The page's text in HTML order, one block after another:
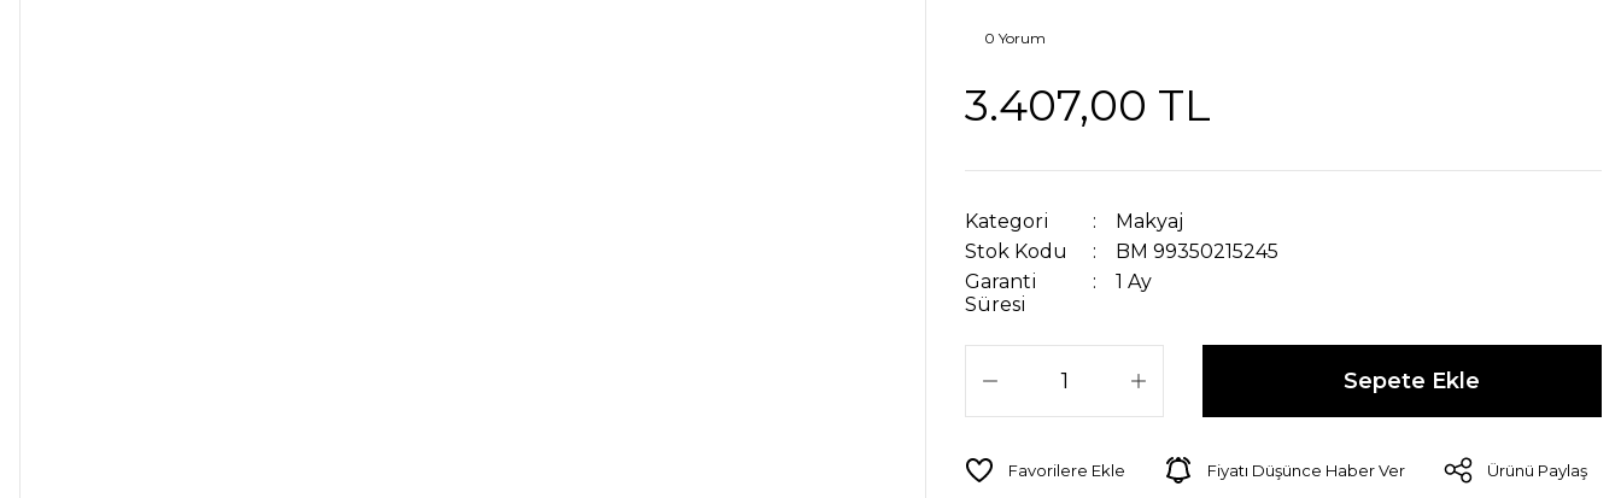
0 Yorum
3.407,00 TL
Kategori
Makyaj
Stok Kodu
BM 99350215245
Garanti
Süresi
1 Ay
Sepete Ekle
Fiyatı Düşünce Haber Ver Ürünü Paylaş